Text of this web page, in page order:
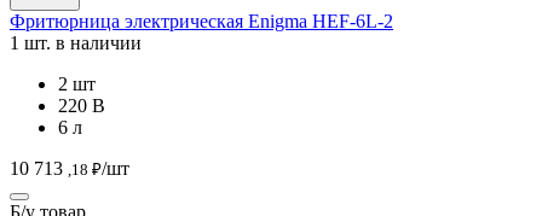
Фритюрница электрическая Enigma HEF-6L-2
1 шт. в наличии
2 шт
220 В
6 л
10 713 ,18 ₽/шт
Б/у товар